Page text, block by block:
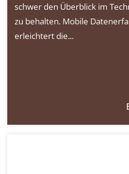
schwer den Überblick im
zu behalten. Mobile
erleichtert die...